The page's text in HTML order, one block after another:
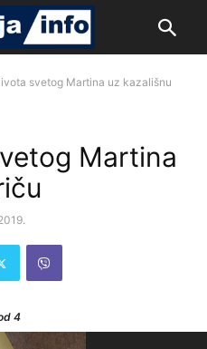
svetog Martina uz kazališnu
Martina
4